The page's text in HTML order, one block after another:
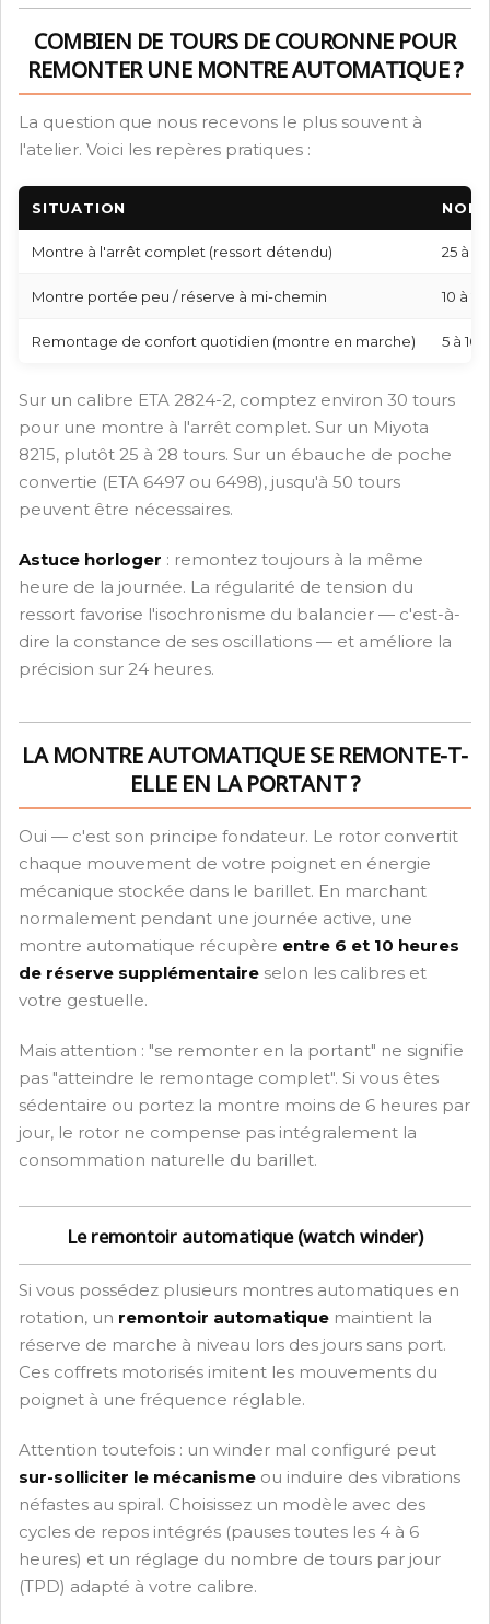
COMBIEN DE TOURS DE COURONNE POUR
REMONTER UNE MONTRE AUTOMATIQUE ?
La question que nous recevons le plus souvent à
l'atelier. Voici les repères pratiques :
SITUATION
Montre à l'arrêt complet (ressort détendu) 25 à
Montre portée peu / réserve à mi-chemin 10 à
Remontage de confort quotidien (montre en marche) 5 à 10
Sur un calibre ETA 2824-2, comptez environ 30 tours
pour une montre à l'arrêt complet. Sur un Miyota
8215, plutôt 25 à 28 tours. Sur un ébauche de poche
convertie (ETA 6497 ou 6498), jusqu'à 50 tours
peuvent être nécessaires.
Astuce horloger : remontez toujours à la même
heure de la journée. La régularité de tension du
ressort favorise l'isochronisme du balancier — c'est-à-
dire la constance de ses oscillations — et améliore la
précision sur 24 heures.
LA MONTRE AUTOMATIQUE SE REMONTE-T-
ELLE EN LA PORTANT ?
Oui — c'est son principe fondateur. Le rotor convertit
chaque mouvement de votre poignet en énergie
mécanique stockée dans le barillet. En marchant
normalement pendant une journée active, une
montre automatique récupère entre 6 et 10 heures
de réserve supplémentaire selon les calibres et
votre gestuelle.
Mais attention : "se remonter en la portant" ne signifie
pas "atteindre le remontage complet". Si vous êtes
sédentaire ou portez la montre moins de 6 heures par
jour, le rotor ne compense pas intégralement la
consommation naturelle du barillet.
Le remontoir automatique (watch winder)
Si vous possédez plusieurs montres automatiques en
rotation, un remontoir automatique maintient la
réserve de marche à niveau lors des jours sans port.
Ces coffrets motorisés imitent les mouvements du
poignet à une fréquence réglable.
Attention toutefois : un winder mal configuré peut
sur-solliciter le mécanisme ou induire des vibrations
néfastes au spiral. Choisissez un modèle avec des
cycles de repos intégrés (pauses toutes les 4 à 6
heures) et un réglage du nombre de tours par jour
(TPD) adapté à votre calibre.